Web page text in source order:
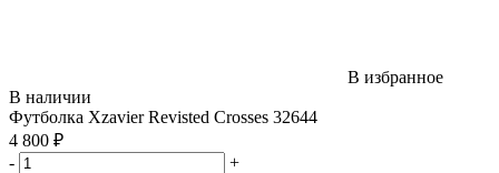
В избранное
В наличии
Футболка Xzavier Revisted Crosses 32644
4 800 ₽
-
+